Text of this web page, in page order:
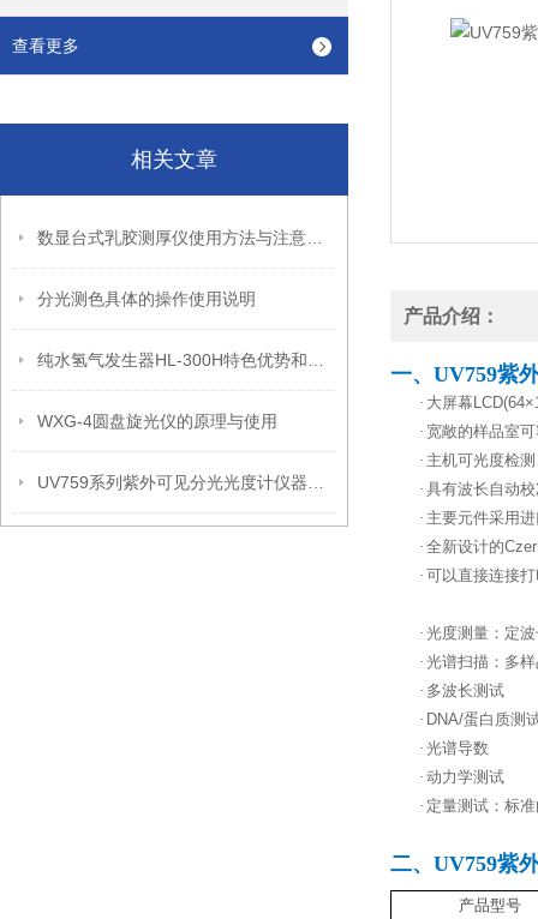
查看更多
相关文章
分光测色具体的操作使用说明
WXG-4圆盘旋光仪的原理与使用
产品介绍：
一、UV759紫
· 大屏幕
· 宽敞的样品室
· 主机可光度检
· 具有波长自动
· 主要元件采用
· 全新设计的
· 可以直接连接
· 光度测量：定
· 光谱扫描：多
· 多波长测试
· DNA/蛋白质测
· 光谱导数
· 动力学测试
· 定量测试：标
二、UV759紫
产品型号